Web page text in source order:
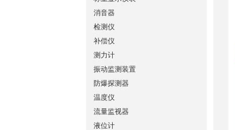
消音器
检测仪
补偿仪
测力计
振动监测装置
防爆探测器
温度仪
流量监视器
液位计